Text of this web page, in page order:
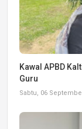
Kawal APBD
Guru
Sabtu, 06